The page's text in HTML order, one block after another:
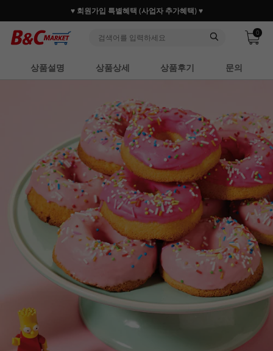
♥ 회원가입 특별혜택 (사업자 추가혜택) ♥
0
상품설명 상품상세 상품후기 문의